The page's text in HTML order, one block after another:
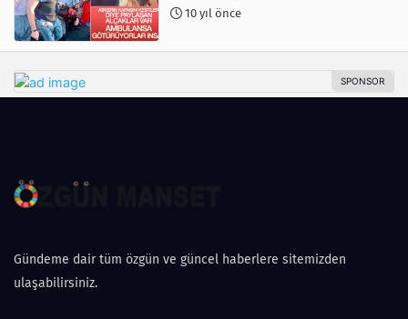
10 yıl önce
Gündeme dair tüm özgün ve güncel haberlere sitemizden
ulaşabilirsiniz.